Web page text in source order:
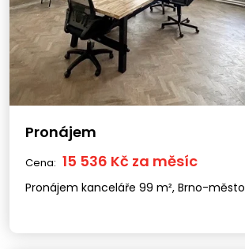
Pronájem
Cena: 15 536 Kč za měsíc
Pronájem kanceláře 99 m², Brno-město